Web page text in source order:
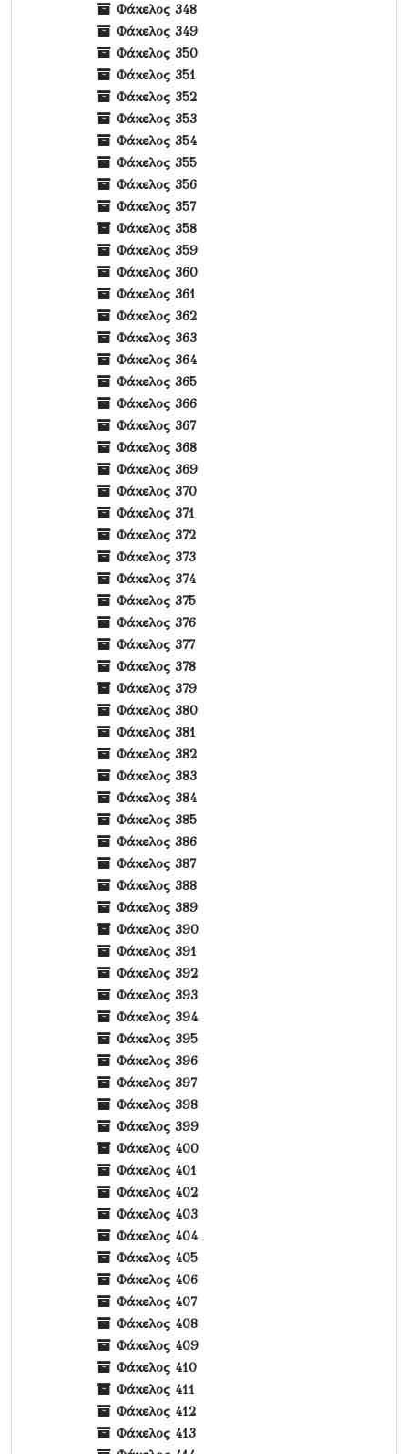
Φάκελος 348
Φάκελος 349
Φάκελος 350
Φάκελος 351
Φάκελος 352
Φάκελος 353
Φάκελος 354
Φάκελος 355
Φάκελος 356
Φάκελος 357
Φάκελος 358
Φάκελος 359
Φάκελος 360
Φάκελος 361
Φάκελος 362
Φάκελος 363
Φάκελος 364
Φάκελος 365
Φάκελος 366
Φάκελος 367
Φάκελος 368
Φάκελος 369
Φάκελος 370
Φάκελος 371
Φάκελος 372
Φάκελος 373
Φάκελος 374
Φάκελος 375
Φάκελος 376
Φάκελος 377
Φάκελος 378
Φάκελος 379
Φάκελος 380
Φάκελος 381
Φάκελος 382
Φάκελος 383
Φάκελος 384
Φάκελος 385
Φάκελος 386
Φάκελος 387
Φάκελος 388
Φάκελος 389
Φάκελος 390
Φάκελος 391
Φάκελος 392
Φάκελος 393
Φάκελος 394
Φάκελος 395
Φάκελος 396
Φάκελος 397
Φάκελος 398
Φάκελος 399
Φάκελος 400
Φάκελος 401
Φάκελος 402
Φάκελος 403
Φάκελος 404
Φάκελος 405
Φάκελος 406
Φάκελος 407
Φάκελος 408
Φάκελος 409
Φάκελος 410
Φάκελος 411
Φάκελος 412
Φάκελος 413